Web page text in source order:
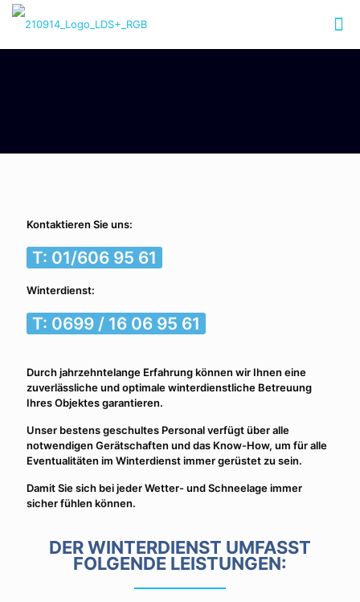
Kontaktieren Sie uns:
T: 01/606 95 61
Winterdienst:
T: 0699 / 16 06 95 61
Durch jahrzehntelange Erfahrung können wir Ihnen eine
zuverlässliche und optimale winterdienstliche Betreuung
Ihres Objektes garantieren.
Unser bestens geschultes Personal verfügt über alle
notwendigen Gerätschaften und das Know-How, um für alle
Eventualitäten im Winterdienst immer gerüstet zu sein.
Damit Sie sich bei jeder Wetter- und Schneelage immer
sicher fühlen können.
DER WINTERDIENST UMFASST
FOLGENDE LEISTUNGEN: